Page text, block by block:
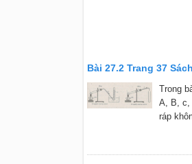
Bài 27.2 Trang 37
Trong
A, B, c,
ráp